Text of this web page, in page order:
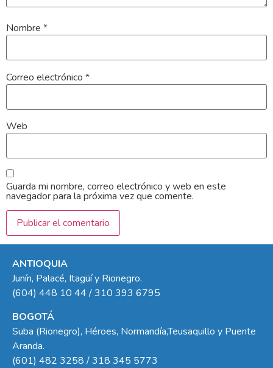
Nombre *
Correo electrónico *
Web
Guarda mi nombre, correo electrónico y web en este
navegador para la próxima vez que comente.
ANTIOQUIA
Junín, Palacé, Itagüí y Rionegro.
(604) 448 10 44 / 310 393 6795
BOGOTÁ
Suba (Rionegro), Héroes, Normandía,Teusaquillo y Puente
Aranda.
(601) 482 3258 / 318 345 5773